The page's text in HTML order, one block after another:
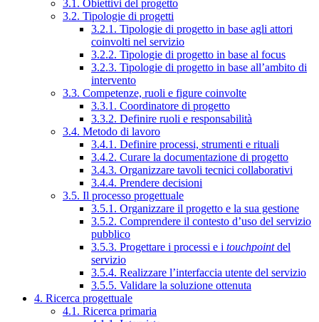
3.1. Obiettivi del progetto
3.2. Tipologie di progetti
3.2.1. Tipologie di progetto in base agli attori
coinvolti nel servizio
3.2.2. Tipologie di progetto in base al focus
3.2.3. Tipologie di progetto in base all’ambito di
intervento
3.3. Competenze, ruoli e figure coinvolte
3.3.1. Coordinatore di progetto
3.3.2. Definire ruoli e responsabilità
3.4. Metodo di lavoro
3.4.1. Definire processi, strumenti e rituali
3.4.2. Curare la documentazione di progetto
3.4.3. Organizzare tavoli tecnici collaborativi
3.4.4. Prendere decisioni
3.5. Il processo progettuale
3.5.1. Organizzare il progetto e la sua gestione
3.5.2. Comprendere il contesto d’uso del servizio
pubblico
3.5.3. Progettare i processi e i touchpointdel
servizio
3.5.4. Realizzare l’interfaccia utente del servizio
3.5.5. Validare la soluzione ottenuta
4. Ricerca progettuale
4.1. Ricerca primaria